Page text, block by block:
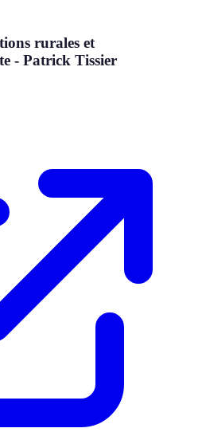
rurales et
- Patrick Tissier